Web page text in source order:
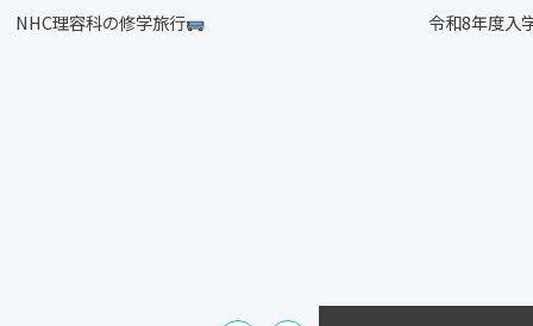
NHC理容科の修学旅行 令和8年度入